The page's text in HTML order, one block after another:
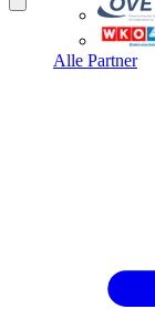
Alle Partner